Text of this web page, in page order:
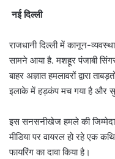
नई दिल्ली
राजधानी दिल्ली में कानून-
सामने आया है. मशहूर पंजाबी
बाहर अज्ञात हमलावरों द्वारा
इलाके में हड़कंप मच गया है और
इस सनसनीखेज हमले की
मीडिया पर वायरल हो रहे एक
फायरिंग का दावा किया है।